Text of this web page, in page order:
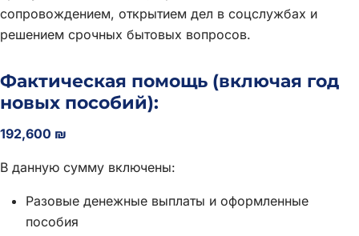
сопровождением, открытием дел в соцслужбах и
решением срочных бытовых вопросов.
Фактическая помощь (включая год
новых пособий):
192,600 ₪
В данную сумму включены:
Разовые денежные выплаты и оформленные
пособия